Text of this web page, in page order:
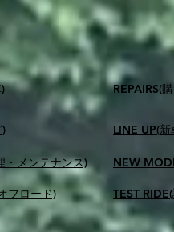
・メンテナンス)
フロード)
​REPAIRS(
LINE UP(
NEW
TEST